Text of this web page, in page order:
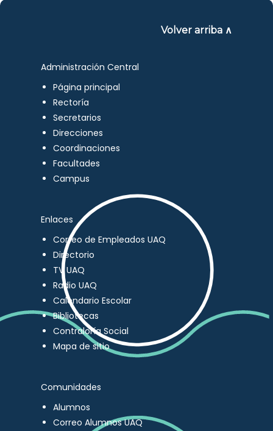
Volver arriba ∧
Administración Central
Página principal
Rectoría
Secretarios
Direcciones
Coordinaciones
Facultades
Campus
Enlaces
Correo de Empleados UAQ
Directorio
TV UAQ
Radio UAQ
Calendario Escolar
Bibliotecas
Contraloría Social
Mapa de sitio
Comunidades
Alumnos
Correo Alumnos UAQ